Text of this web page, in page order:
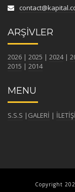
ARŞİVLER
2026 | 2025 | 2024|
2015 | 2014
MENU
S.S.S | GALERİ |
Copyright